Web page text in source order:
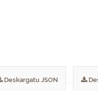
Deskargatu JSON